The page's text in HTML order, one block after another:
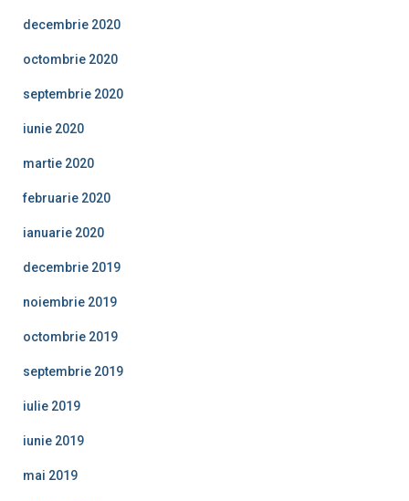
decembrie 2020
octombrie 2020
septembrie 2020
iunie 2020
martie 2020
februarie 2020
ianuarie 2020
decembrie 2019
noiembrie 2019
octombrie 2019
septembrie 2019
iulie 2019
iunie 2019
mai 2019